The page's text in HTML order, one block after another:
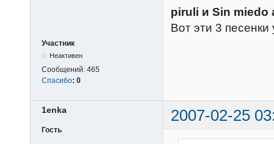
Участник
Неактивен
Сообщений: 465
Спасибо: 0
piruli и Sin miedo
Вот эти 3 песенки
1enka 2007-02-25
Гость